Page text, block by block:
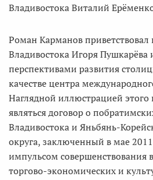
Владивостока Виталий
Роман Карманов приветствовал
Владивостока Игоря
перспективами развития
качестве центра
Наглядной иллюстрацией этого
являться договор о
Владивостока и Яньбянь-
округа, заключенный в мае
импульсом совершенствования
торгово-экономических и